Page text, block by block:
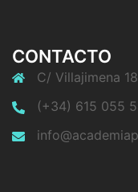
CONTACTO
C/ Villajimena
(+34) 615 055